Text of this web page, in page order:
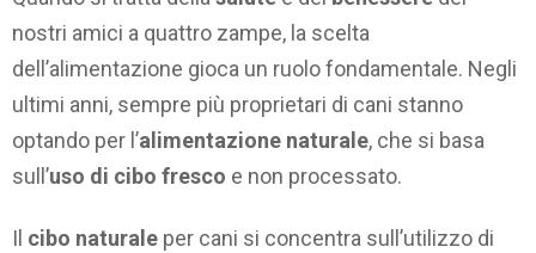
nostri amici a quattro zampe, la scelta
dell’alimentazione gioca un ruolo fondamentale. Negli
ultimi anni, sempre più proprietari di cani stanno
optando per l’alimentazione naturale, che si basa
sull’uso di cibo fresco e non processato.
Il cibo naturale per cani si concentra sull’utilizzo di